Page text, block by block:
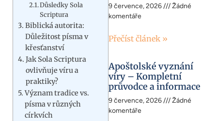
Důsledky Sola
Scriptura
Biblická autorita:
Důležitost písma v
křesťanství
Jak Sola Scriptura
ovlivňuje víru a
praktiky?
Význam tradice vs.
písma v různých
církvích
9 července, 2026
Žádné
komentáře
Přečíst článek »
Apoštolské vyznání
víry – Kompletní
průvodce a informace
9 července, 2026
Žádné
komentáře